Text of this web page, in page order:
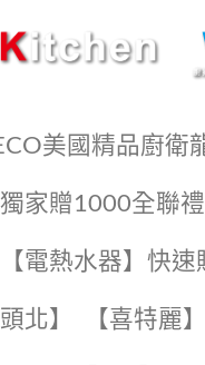
美國精品廚衛
家贈1000全聯禮
電熱水器】快速
北】 【喜特麗】